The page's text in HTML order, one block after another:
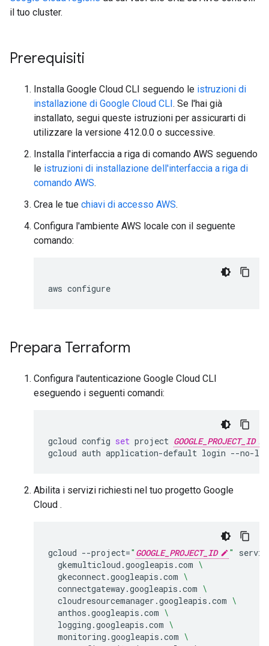
il tuo cluster.
Prerequisiti
Installa Google Cloud CLI seguendo le istruzioni di
installazione di Google Cloud CLI. Se l'hai già
installato, segui queste istruzioni per assicurarti di
utilizzare la versione 412.0.0 o successive.
Installa l'interfaccia a riga di comando AWS seguendo
le istruzioni di installazione dell'interfaccia a riga di
comando AWS.
Crea le tue chiavi di accesso AWS.
Configura l'ambiente AWS locale con il seguente
comando:
aws
Prepara Terraform
Configura l'autenticazione Google Cloud CLI
eseguendo i seguenti comandi:
gcloud config set project GOOGLE_PROJECT_ID
gcloud auth application-default login
Abilita i servizi richiesti nel tuo progetto Google
Cloud .
gcloud --project=" GOOGLE_PROJECT_ID "
gkemulticloud.googleapis.com \
gkeconnect.googleapis.com \
connectgateway.googleapis.com \
cloudresourcemanager.googleapis.com \
anthos.googleapis.com \
logging.googleapis.com \
monitoring.googleapis.com \